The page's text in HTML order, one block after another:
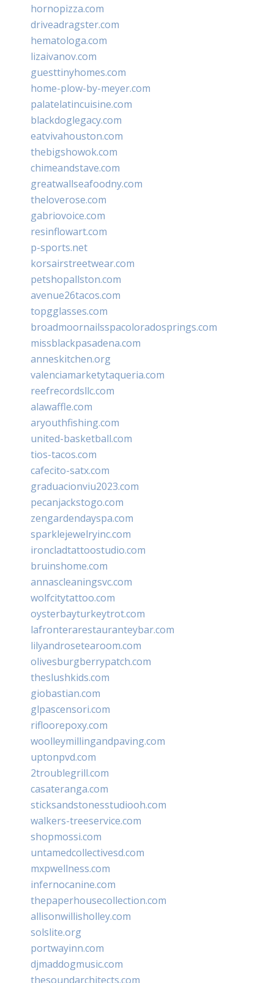
hornopizza.com
driveadragster.com
hematologa.com
lizaivanov.com
guesttinyhomes.com
home-plow-by-meyer.com
palatelatincuisine.com
blackdoglegacy.com
eatvivahouston.com
thebigshowok.com
chimeandstave.com
greatwallseafoodny.com
theloverose.com
gabriovoice.com
resinflowart.com
p-sports.net
korsairstreetwear.com
petshopallston.com
avenue26tacos.com
topgglasses.com
broadmoornailsspacoloradosprings.com
missblackpasadena.com
anneskitchen.org
valenciamarketytaqueria.com
reefrecordsllc.com
alawaffle.com
aryouthfishing.com
united-basketball.com
tios-tacos.com
cafecito-satx.com
graduacionviu2023.com
pecanjackstogo.com
zengardendayspa.com
sparklejewelryinc.com
ironcladtattoostudio.com
bruinshome.com
annascleaningsvc.com
wolfcitytattoo.com
oysterbayturkeytrot.com
lafronterarestauranteybar.com
lilyandrosetearoom.com
olivesburgberrypatch.com
theslushkids.com
giobastian.com
glpascensori.com
rifloorepoxy.com
woolleymillingandpaving.com
uptonpvd.com
2troublegrill.com
casateranga.com
sticksandstonesstudiooh.com
walkers-treeservice.com
shopmossi.com
untamedcollectivesd.com
mxpwellness.com
infernocanine.com
thepaperhousecollection.com
allisonwillisholley.com
solslite.org
portwayinn.com
djmaddogmusic.com
thesoundarchitects.com